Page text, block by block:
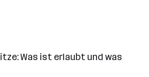
Was ist erlaubt und was